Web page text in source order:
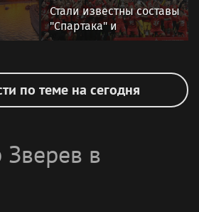
Стали известны составы
"Спартака" и
"Оренбурга" на матч
по теме на сегодня
Зверев в